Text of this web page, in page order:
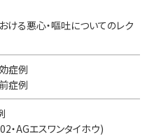
ける悪心・嘔吐についてのレク
症例
症例
・AGエスワンタイホウ)